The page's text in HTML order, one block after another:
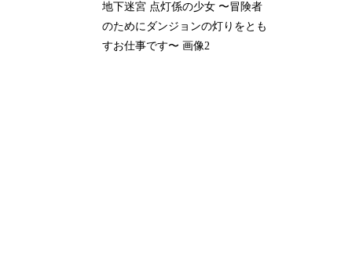
地下迷宮 点灯係の少女 〜冒険者
のためにダンジョンの灯りをとも
すお仕事です〜 画像2